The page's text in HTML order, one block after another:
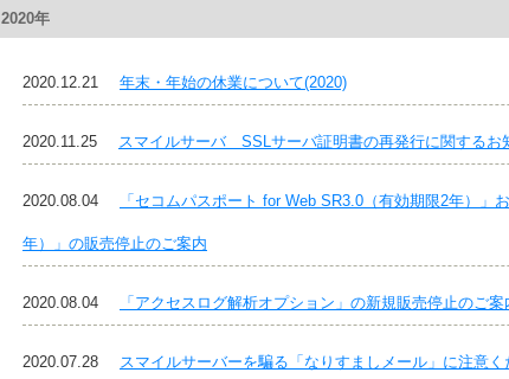
2020年
2020.12.21 年末・年始の休業について(2020)
2020.11.25 スマイルサーバ SSLサーバ証明書の再発行に関するお
2020.08.04 「セコムパスポート for Web SR3.0（有効期限2年）」
年）」の販売停止のご案内
2020.08.04 「アクセスログ解析オプション」の新規販売停止のご案
2020.07.28 スマイルサーバーを騙る「なりすましメール」に注意く